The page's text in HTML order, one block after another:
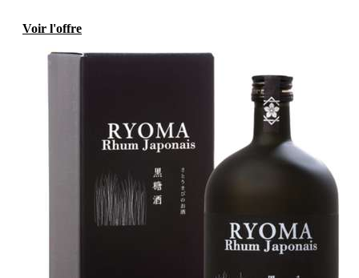
Voir l'offre